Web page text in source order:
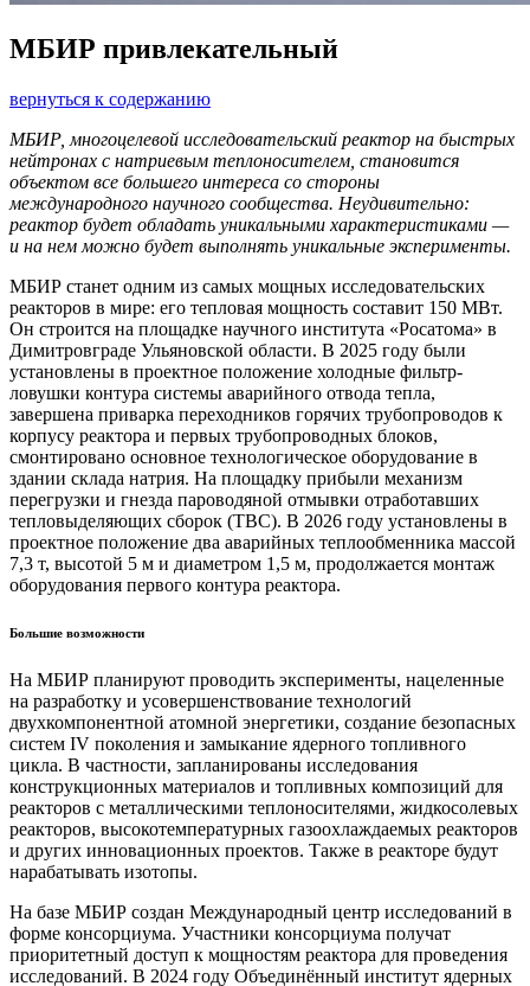
МБИР привлекательный
вернуться к содержанию
МБИР, многоцелевой исследовательский реактор на быстрых
нейтронах с натриевым теплоносителем, становится
объектом все большего интереса со стороны
международного научного сообщества. Неудивительно:
реактор будет обладать уникальными характеристиками —
и на нем можно будет выполнять уникальные эксперименты.
МБИР станет одним из самых мощных исследовательских
реакторов в мире: его тепловая мощность составит 150 МВт.
Он строится на площадке научного института «Росатома» в
Димитровграде Ульяновской области. В 2025 году были
установлены в проектное положение холодные фильтр-
ловушки контура системы аварийного отвода тепла,
завершена приварка переходников горячих трубопроводов к
корпусу реактора и первых трубопроводных блоков,
смонтировано основное технологическое оборудование в
здании склада натрия. На площадку прибыли механизм
перегрузки и гнезда пароводяной отмывки отработавших
тепловыделяющих сборок (ТВС). В 2026 году установлены в
проектное положение два аварийных теплообменника массой
7,3 т, высотой 5 м и диаметром 1,5 м, продолжается монтаж
оборудования первого контура реактора.
Большие возможности
На МБИР планируют проводить эксперименты, нацеленные
на разработку и усовершенствование технологий
двухкомпонентной атомной энергетики, создание безопасных
систем IV поколения и замыкание ядерного топливного
цикла. В частности, запланированы исследования
конструкционных материалов и топливных композиций для
реакторов с металлическими теплоносителями, жидкосолевых
реакторов, высокотемпературных газоохлаждаемых реакторов
и других инновационных проектов. Также в реакторе будут
нарабатывать изотопы.
На базе МБИР создан Международный центр исследований в
форме консорциума. Участники консорциума получат
приоритетный доступ к мощностям реактора для проведения
исследований. В 2024 году Объединённый институт ядерных